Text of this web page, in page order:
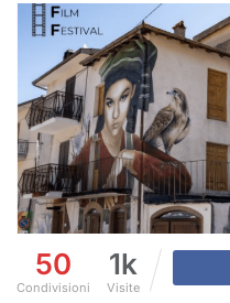
50
Condivisioni
1k
Visite